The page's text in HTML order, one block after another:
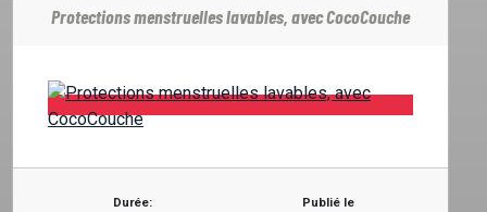
Protections menstruelles lavables, avec CocoCouche
Durée:
Publié le